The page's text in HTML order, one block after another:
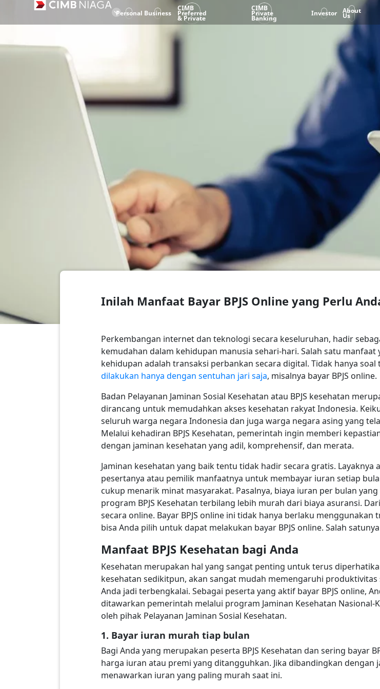
Personal Business
CIMB
Preferred
& Private
CIMB
Private
Banking
Investor About
Us
Inilah Manfaat Bayar BPJS Online yang Perlu
Perkembangan internet dan teknologi secara keseluruhan, hadir
kemudahan dalam kehidupan manusia sehari-hari. Salah satu
kehidupan adalah transaksi perbankan secara digital. Tidak hanya
dilakukan hanya dengan sentuhan jari saja, misalnya bayar BPJS online.
Badan Pelayanan Jaminan Sosial Kesehatan atau BPJS kesehatan
dirancang untuk memudahkan akses kesehatan rakyat Indonesia.
seluruh warga negara Indonesia dan juga warga negara asing yang
Melalui kehadiran BPJS Kesehatan, pemerintah ingin memberi
dengan jaminan kesehatan yang adil, komprehensif, dan merata.
Jaminan kesehatan yang baik tentu tidak hadir secara gratis. Layaknya
pesertanya atau pemilik manfaatnya untuk membayar iuran setiap
cukup menarik minat masyarakat. Pasalnya, biaya iuran per bulan
program BPJS Kesehatan terbilang lebih murah dari biaya asuransi.
secara online. Bayar BPJS online ini tidak hanya berlaku
bisa Anda pilih untuk dapat melakukan bayar BPJS online. Salah
Manfaat BPJS Kesehatan bagi Anda
Kesehatan merupakan hal yang sangat penting untuk terus
kesehatan sedikitpun, akan sangat mudah memengaruhi
Anda jadi terbengkalai. Sebagai peserta yang aktif bayar BPJS online,
ditawarkan pemerintah melalui program Jaminan Kesehatan Nasional-
oleh pihak Pelayanan Jaminan Sosial Kesehatan.
1. Bayar iuran murah tiap bulan
Bagi Anda yang merupakan peserta BPJS Kesehatan dan sering bayar
harga iuran atau premi yang ditangguhkan. Jika dibandingkan dengan
menawarkan iuran yang paling murah saat ini.